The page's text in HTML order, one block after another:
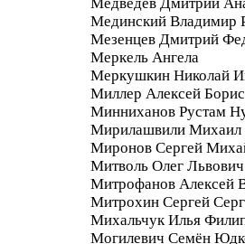
Мединский Владимир
Мезенцев Дмитрий
Меркель Ангела
Меркушкин Николай
Миллер Алексей
Минниханов Рустам
Мирилашвили Михаил
Миронов Сергей
Митволь Олег Львович
Митрофанов Алексей
Митрохин Сергей
Михальчук Илья
Могилевич Семён